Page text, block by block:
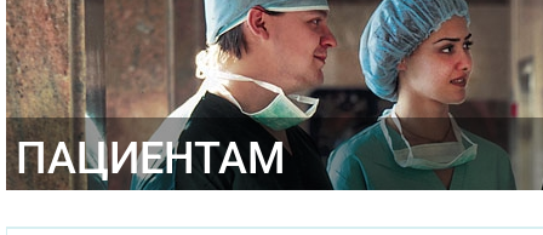
ПАЦИЕНТАМ